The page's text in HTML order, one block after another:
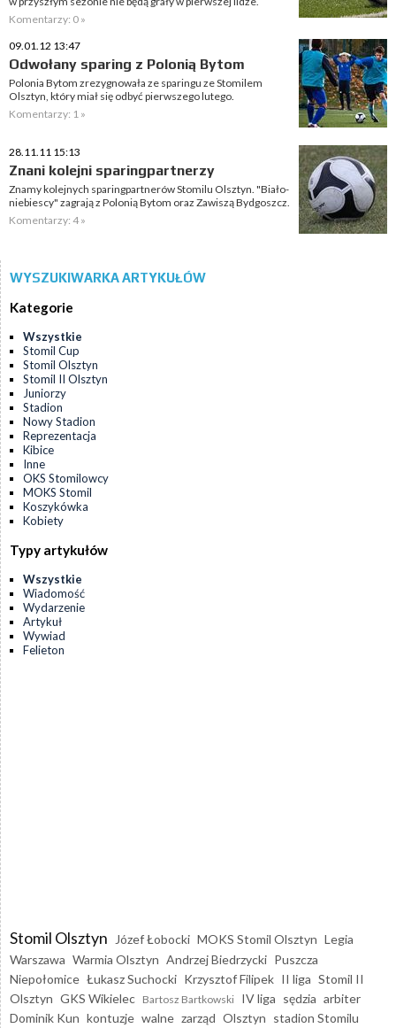
Komentarzy: 0 »
09.01.12 13:47
Odwołany sparing z Polonią Bytom
Polonia Bytom zrezygnowała ze sparingu ze Stomilem
Olsztyn, który miał się odbyć pierwszego lutego.
Komentarzy: 1 »
28.11.11 15:13
Znani kolejni sparingpartnerzy
Znamy kolejnych sparingpartnerów Stomilu Olsztyn. "Biało-
niebiescy" zagrają z Polonią Bytom oraz Zawiszą Bydgoszcz.
Komentarzy: 4 »
WYSZUKIWARKA ARTYKUŁÓW
Kategorie
Wszystkie
Stomil Cup
Stomil Olsztyn
Stomil II Olsztyn
Juniorzy
Stadion
Nowy Stadion
Reprezentacja
Kibice
Inne
OKS Stomilowcy
MOKS Stomil
Koszykówka
Kobiety
Typy artykułów
Wszystkie
Wiadomość
Wydarzenie
Artykuł
Wywiad
Felieton
Stomil Olsztyn Józef Łobocki MOKS Stomil Olsztyn Legia
Warszawa Warmia Olsztyn Andrzej Biedrzycki Puszcza
Niepołomice Łukasz Suchocki Krzysztof Filipek II liga Stomil II
Olsztyn GKS Wikielec Bartosz Bartkowski IV liga sędzia arbiter
Dominik Kun kontuzje walne zarząd Olsztyn stadion Stomilu